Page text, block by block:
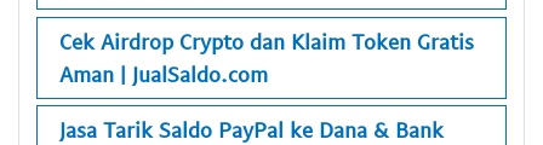
Cek Airdrop Crypto dan Klaim Token Gratis
Aman | JualSaldo.com
Jasa Tarik Saldo PayPal ke Dana & Bank